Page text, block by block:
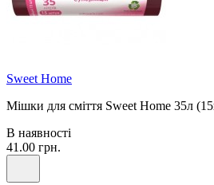
Sweet Home
Мішки для сміття Sweet Home 35л
В наявності
41.00 грн.